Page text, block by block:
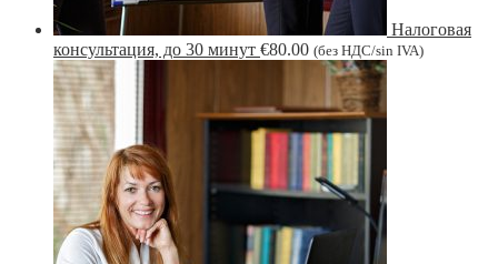
Налоговая
консультация, до 30 минут €80.00 (без НДС/sin IVA)